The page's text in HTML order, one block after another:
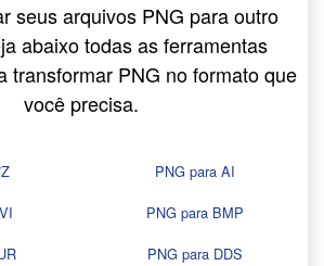
seus arquivos PNG para outro
abaixo todas as ferramentas
transformar PNG no formato que
você precisa.
PNG para AI
PNG para BMP
PNG para DDS